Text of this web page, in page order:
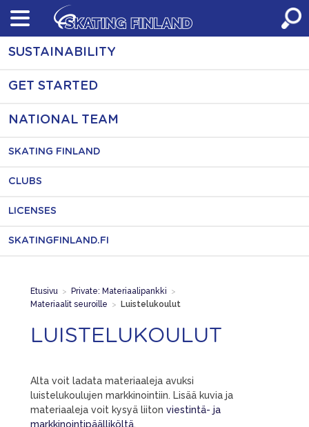
Skip
content
SUSTAINABILITY
GET STARTED
NATIONAL TEAM
SKATING FINLAND
CLUBS
LICENSES
SKATINGFINLAND.FI
Etusivu > Private: Materiaalipankki >
Materiaalit seuroille > Luistelukoulut
LUISTELUKOULUT
Alta voit ladata materiaaleja avuksi
luistelukoulujen markkinointiin. Lisää kuvia ja
materiaaleja voit kysyä liiton viestintä- ja
markkinointipäälliköltä.